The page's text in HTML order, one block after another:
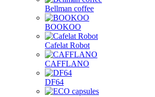
Bellman coffee
BOOKOO
Cafelat Robot
CAFFLANO
DF64